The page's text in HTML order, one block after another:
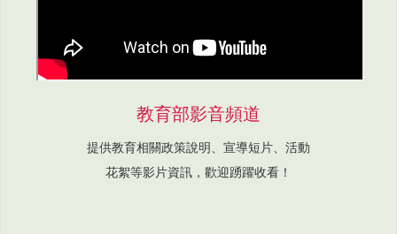
教育部影音頻道
提供教育相關政策說明、宣導短片、活動
花絮等影片資訊，歡迎踴躍收看！